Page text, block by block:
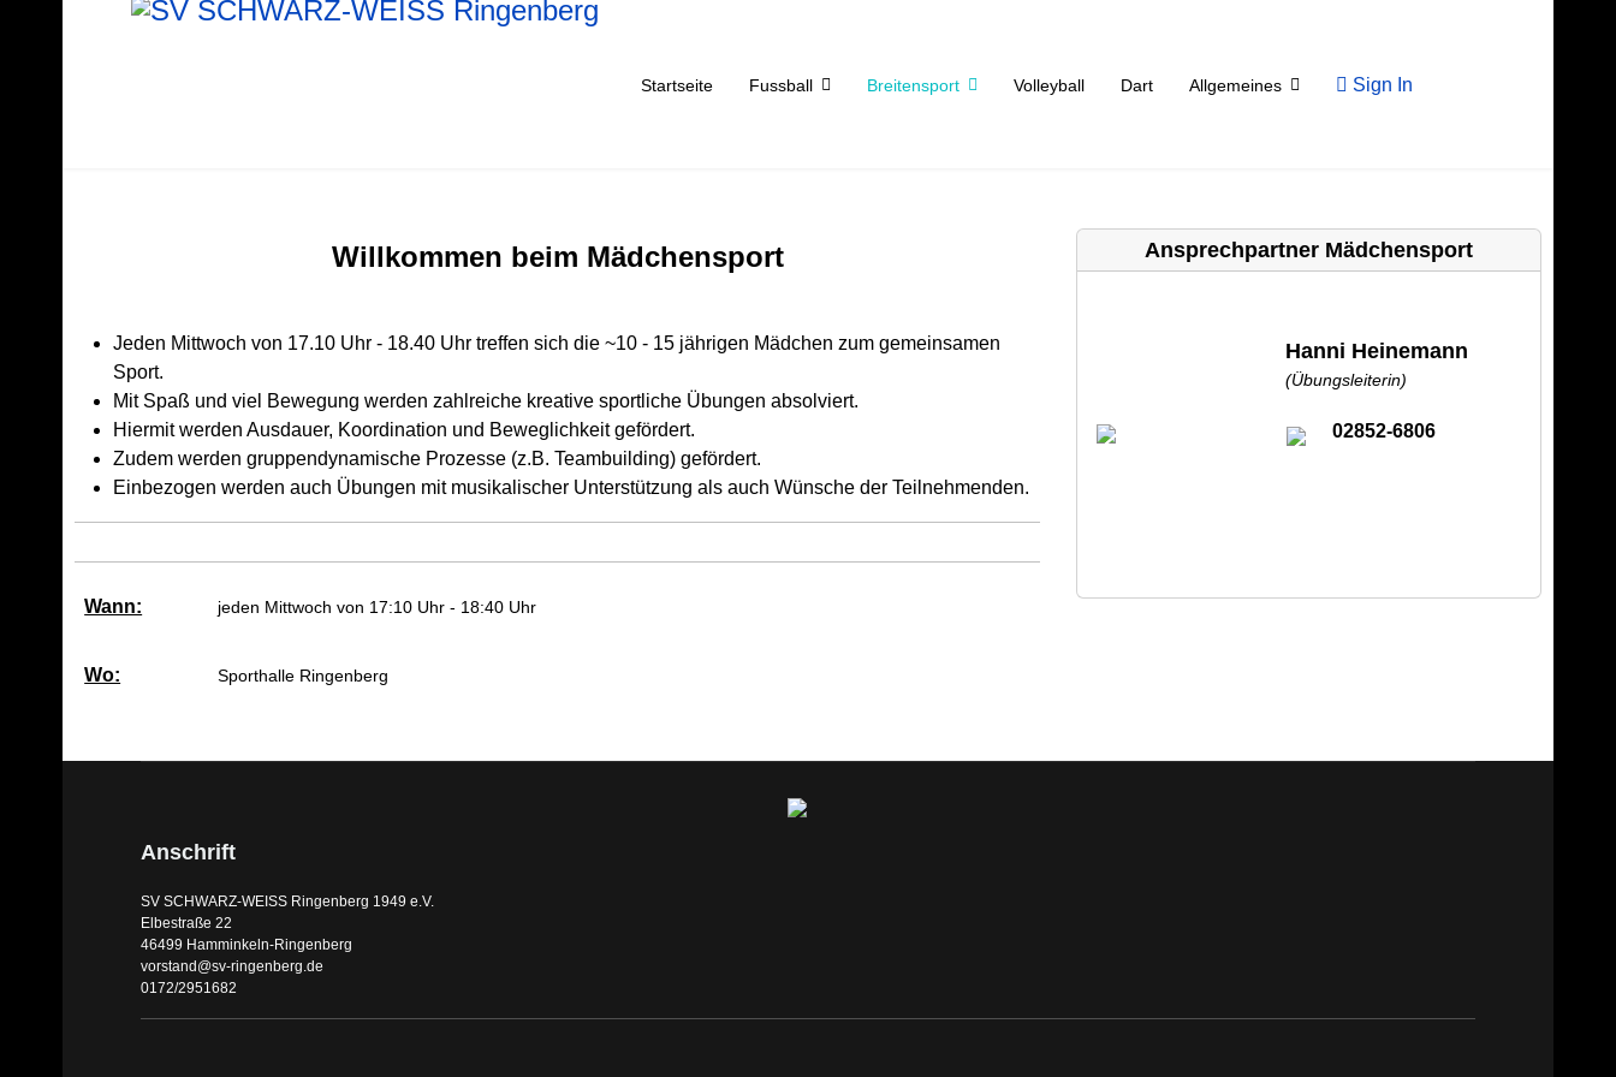
Startseite Fussball Breitensport Volleyball Dart Allgemeines Sign In
Willkommen beim Mädchensport
Jeden Mittwoch von 17.10 Uhr - 18.40 Uhr treffen sich die ~10 - 15 jährigen Mädchen zum gemeinsamen
Sport.
Mit Spaß und viel Bewegung werden zahlreiche kreative sportliche Übungen absolviert.
Hiermit werden Ausdauer, Koordination und Beweglichkeit gefördert.
Zudem werden gruppendynamische Prozesse (z.B. Teambuilding) gefördert.
Einbezogen werden auch Übungen mit musikalischer Unterstützung als auch Wünsche der Teilnehmenden.
Wann: jeden Mittwoch von 17:10 Uhr - 18:40 Uhr
Wo: Sporthalle Ringenberg
Ansprechpartner Mädchensport
Hanni Heinemann
(Übungsleiterin)
02852-6806
Anschrift
SV SCHWARZ-WEISS Ringenberg 1949 e.V.
Elbestraße 22
46499 Hamminkeln-Ringenberg
vorstand@sv-ringenberg.de
0172/2951682